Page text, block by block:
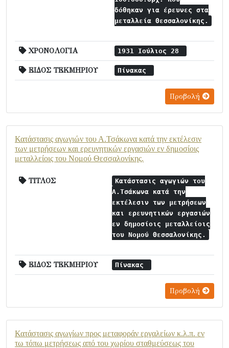
δόθηκαν για έρευνες στα
μεταλλεία Θεσσαλονίκης.
ΧΡΟΝΟΛΟΓΙΑ 1931 Ιούλιος 28
ΕΙΔΟΣ ΤΕΚΜΗΡΙΟΥ Πίνακας
Προβολή
Κατάστασις αγωγιών του Α.Τσάκωνα κατά την εκτέλεσιν
των μετρήσεων και ερευνητικών εργασιών εν δημοσίοις
μεταλλείοις του Νομού Θεσσαλονίκης.
ΤΙΤΛΟΣ
Κατάστασις αγωγιών του
Α.Τσάκωνα κατά την
εκτέλεσιν των μετρήσεων
και ερευνητικών εργασιών
εν δημοσίοις μεταλλείοις
του Νομού Θεσσαλονίκης.
ΕΙΔΟΣ ΤΕΚΜΗΡΙΟΥ Πίνακας
Προβολή
Κατάστασις αγωγίων προς μεταφοράν εργαλείων κ.λ.π. εν
τω τόπω μετρήσεως από του χωρίου σταθμεύσεως του